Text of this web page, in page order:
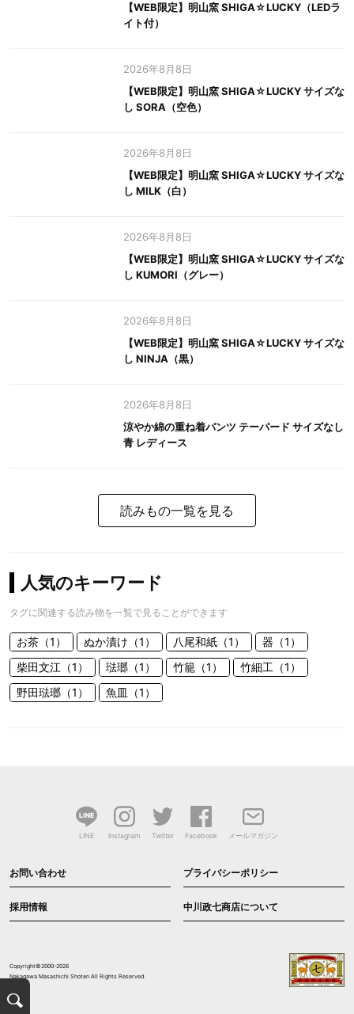
【WEB限定】明山窯 SHIGA☆LUCKY（LEDラ
イト付）
2026年8月8日
【WEB限定】明山窯 SHIGA☆LUCKY サイズな
し SORA（空色）
2026年8月8日
【WEB限定】明山窯 SHIGA☆LUCKY サイズな
し MILK（白）
2026年8月8日
【WEB限定】明山窯 SHIGA☆LUCKY サイズな
し KUMORI（グレー）
2026年8月8日
【WEB限定】明山窯 SHIGA☆LUCKY サイズな
し NINJA（黒）
2026年8月8日
涼やか綿の重ね着パンツ テーパード サイズなし
青 レディース
読みもの一覧を見る
人気のキーワード
タグに関連する読み物を一覧で見ることができます
お茶（1） ぬか漬け（1） 八尾和紙（1）
器（1）
柴田文江（1）
琺瑯（1） 竹籠（1）
竹細工（1）
野田琺瑯（1）
魚皿（1）
LINE Instagram Twitter Facebook メールマガジン
お問い合わせ プライバシーポリシー
採用情報 中川政七商店について
Copyright©2000-2026
Nakagawa Masashichi Shoten All Rights Reserved.
検